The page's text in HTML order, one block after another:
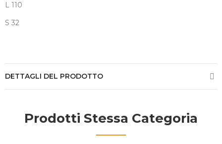
L 110
S 32
DETTAGLI DEL PRODOTTO
Prodotti Stessa Categoria